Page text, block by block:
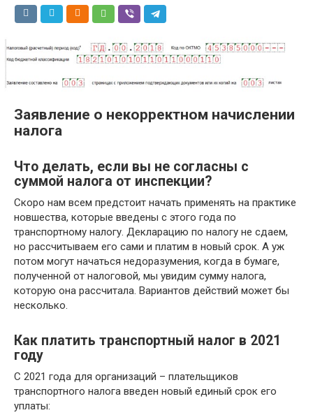
Заявление о некорректном начислении
налога
Что делать, если вы не согласны с
суммой налога от инспекции?
Скоро нам всем предстоит начать применять на практике
новшества, которые введены с этого года по
транспортному налогу. Декларацию по налогу не сдаем,
но рассчитываем его сами и платим в новый срок. А уж
потом могут начаться недоразумения, когда в бумаге,
полученной от налоговой, мы увидим сумму налога,
которую она рассчитала. Вариантов действий может бы
несколько.
Как платить транспортный налог в 2021
году
С 2021 года для организаций – плательщиков
транспортного налога введен новый единый срок его
уплаты: